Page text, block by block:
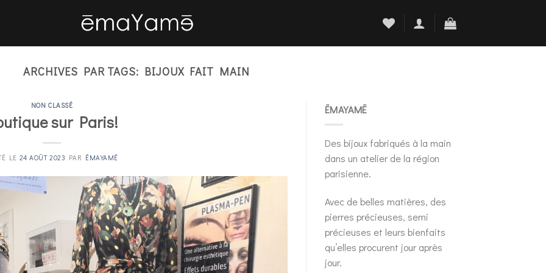
ARCHIVES PAR TAGS: BIJOUX FAIT MAIN
NON CLASSÉ
sur Paris!
LE 24 AOÛT 2023 PAR ĒMAYAMĒ
ĒMAYAMĒ
Des bijoux fabriqués à la main
dans un atelier de la région
parisienne.
Avec de belles matières, des
pierres précieuses, semi
précieuses et leurs bienfaits
qu’elles procurent jour après
jour.